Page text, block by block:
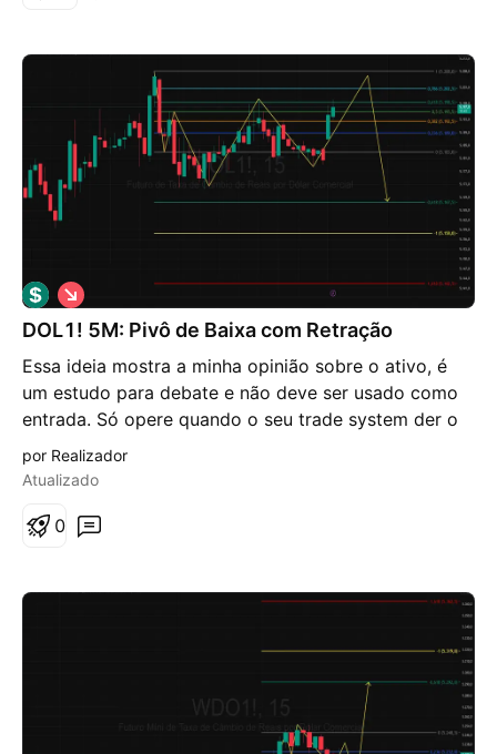
DOL1! 5M: Pivô de Baixa com Retração
Essa ideia mostra a minha opinião sobre o ativo, é
um estudo para debate e não deve ser usado como
entrada. Só opere quando o seu trade system der o
sinal. No gráfico de 5 minutos do DOL1!, rompeu o
pivô de baixa, retraiu quase 100% e poderá chegar
que, as vezes, ao começar um novo dia, o gráfico
V
i
d
b
a
x
a
por Realizador
Atualizado
0